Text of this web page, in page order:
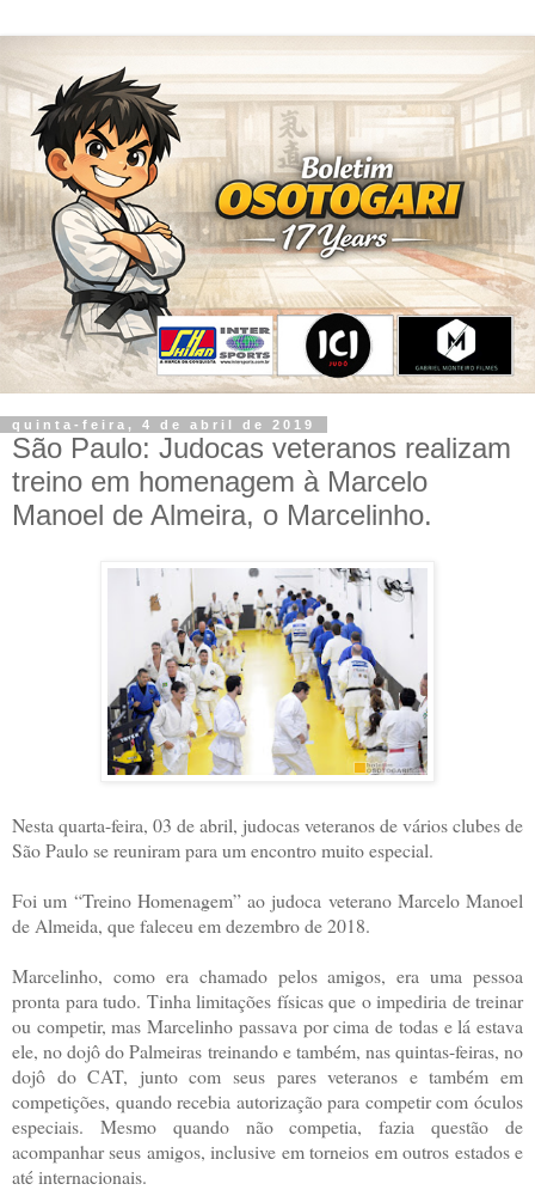
quinta-feira, 4 de abril de 2019
São Paulo: Judocas veteranos realizam
treino em homenagem à Marcelo
Manoel de Almeira, o Marcelinho.
Nesta quarta-feira, 03 de abril, judocas veteranos de vários clubes de
São Paulo se reuniram para um encontro muito especial.
Foi um “Treino Homenagem” ao judoca veterano Marcelo Manoel
de Almeida, que faleceu em dezembro de 2018.
Marcelinho, como era chamado pelos amigos, era uma pessoa
pronta para tudo. Tinha limitações físicas que o impediria de treinar
ou competir, mas Marcelinho passava por cima de todas e lá estava
ele, no dojô do Palmeiras treinando e também, nas quintas-feiras, no
dojô do CAT, junto com seus pares veteranos e também em
competições, quando recebia autorização para competir com óculos
especiais. Mesmo quando não competia, fazia questão de
acompanhar seus amigos, inclusive em torneios em outros estados e
até internacionais.